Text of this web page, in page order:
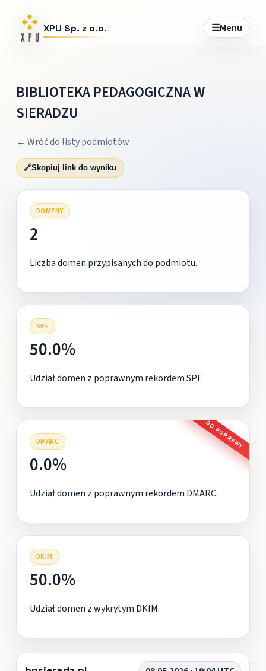
XPU Sp. z o.o. ☰Menu
BIBLIOTEKA PEDAGOGICZNA W
SIERADZU
← Wróć do listy podmiotów
🔗Skopiuj link do wyniku
DOMENY
2
Liczba domen przypisanych do podmiotu.
SPF
50.0%
Udział domen z poprawnym rekordem SPF.
DMARC DO POPRAWY
0.0%
Udział domen z poprawnym rekordem DMARC.
DKIM
50.0%
Udział domen z wykrytym DKIM.